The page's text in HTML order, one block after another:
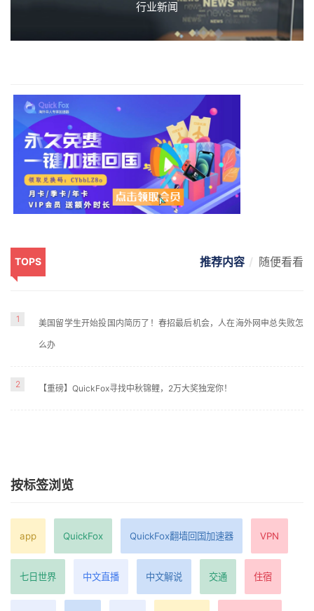
行业新闻
TOPS 推荐内容 随便看看
1 美国留学生开始投国内简历了！春招最后机会，人在海外网申总失败怎
么办
2 【重磅】QuickFox寻找中秋锦鲤，2万大奖独宠你！
按标签浏览
app QuickFox QuickFox翻墙回国加速器 VPN
七日世界 中文直播 中文解说 交通 住宿